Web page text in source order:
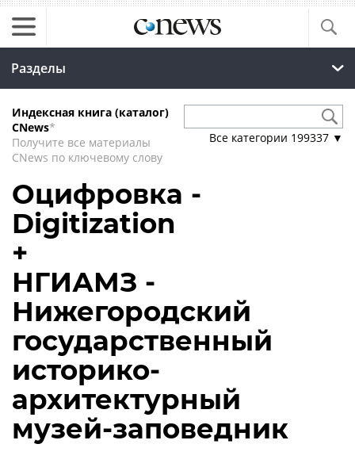
Разделы
Индексная книга (каталог)
CNews*
Получите все материалы
CNews по ключевому слову
Все категории 199337 ▼
Оцифровка -
Digitization
+
НГИАМЗ -
Нижегородский
государственный
историко-
архитектурный
музей-заповедник